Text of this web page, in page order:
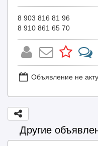
8 903 816 81 96
8 910 861 65 70
Объявление не
Другие